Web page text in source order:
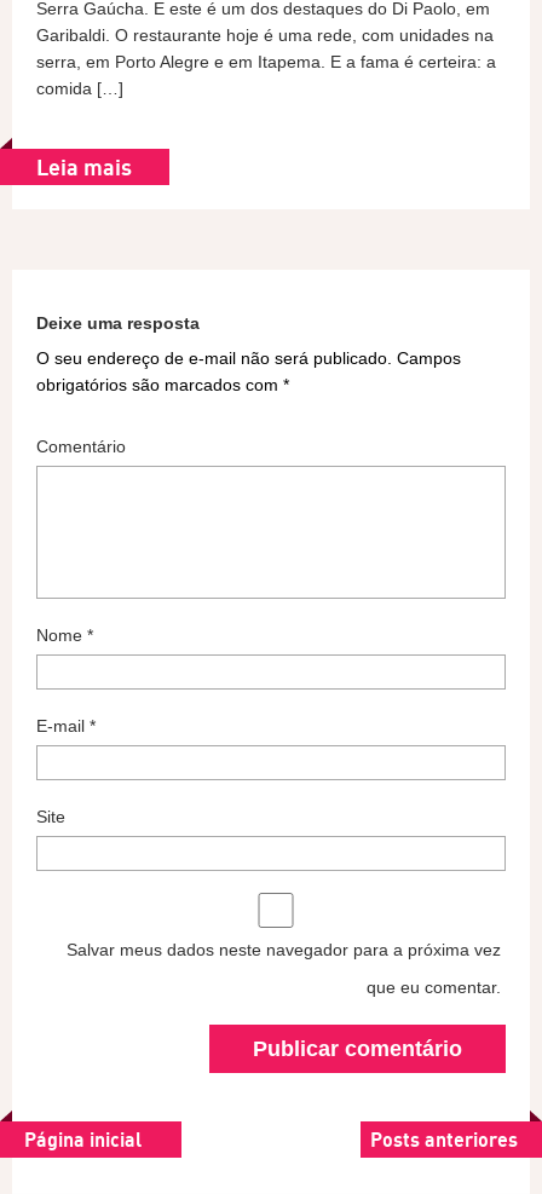
Serra Gaúcha. E este é um dos destaques do Di Paolo, em
Garibaldi. O restaurante hoje é uma rede, com unidades na
serra, em Porto Alegre e em Itapema. E a fama é certeira: a
comida […]
Leia mais
Deixe uma resposta
O seu endereço de e-mail não será publicado. Campos
obrigatórios são marcados com *
Comentário
Nome *
E-mail *
Site
Salvar meus dados neste navegador para a próxima vez
que eu comentar.
Página inicial Posts anteriores